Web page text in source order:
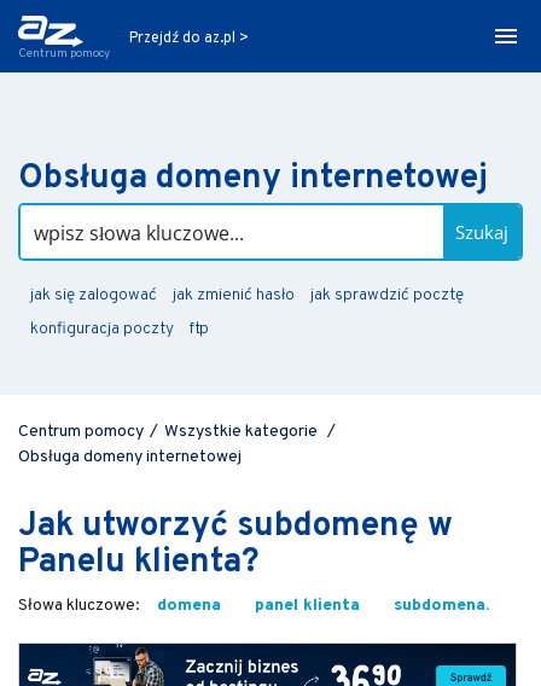
Centrum pomocy
Przejdź do az.pl >
Obsługa domeny internetowej
Szukaj
jak się zalogować jak zmienić hasło
jak sprawdzić pocztę
konfiguracja poczty
ftp
Centrum pomocy / Wszystkie kategorie /
Obsługa domeny internetowej
Jak utworzyć subdomenę w
Panelu klienta?
domena panel klienta subdomena.